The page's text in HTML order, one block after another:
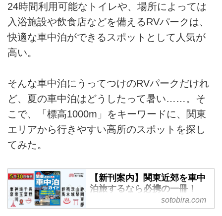
24時間利用可能なトイレや、場所によっては
入浴施設や飲食店などを備えるRVパークは、
快適な車中泊ができるスポットとして人気が
高い。
そんな車中泊にうってつけのRVパークだけれ
ど、夏の車中泊はどうしたって暑い……。そ
こで、「標高1000m」をキーワードに、関東
エリアから行きやすい高所のスポットを探し
てみた。
【新刊案内】関東近郊を車中
泊旅するなら必携の一冊！
『関東近郊 車中泊ガイド』が
5月30日に発売！ -
sotobira.com